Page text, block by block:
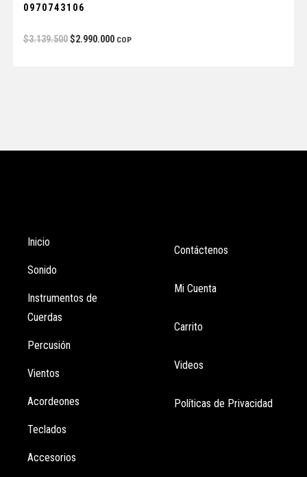
0970743106
$3.139.500 $2.990.000 COP
Inicio
Sonido
Instrumentos de
Cuerdas
Percusión
Vientos
Acordeones
Teclados
Accesorios
Contáctenos
Mi Cuenta
Carrito
Videos
Políticas de Privacidad